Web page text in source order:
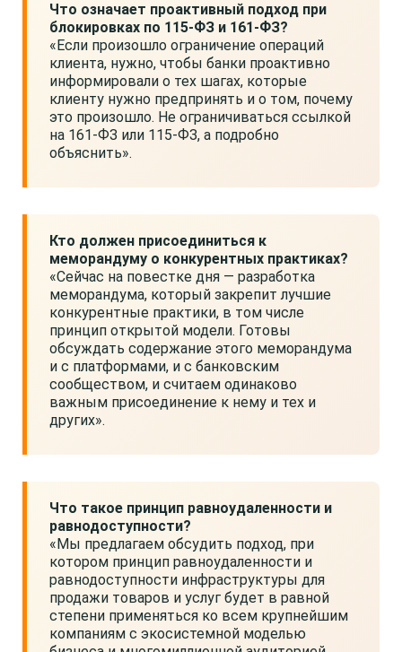
Что означает проактивный подход при
блокировках по 115-ФЗ и 161-ФЗ?
«Если произошло ограничение операций
клиента, нужно, чтобы банки проактивно
информировали о тех шагах, которые
клиенту нужно предпринять и о том, почему
это произошло. Не ограничиваться ссылкой
на 161-ФЗ или 115-ФЗ, а подробно
объяснить».
Кто должен присоединиться к
меморандуму о конкурентных практиках?
«Сейчас на повестке дня — разработка
меморандума, который закрепит лучшие
конкурентные практики, в том числе
принцип открытой модели. Готовы
обсуждать содержание этого меморандума
и с платформами, и с банковским
сообществом, и считаем одинаково
важным присоединение к нему и тех и
других».
Что такое принцип равноудаленности и
равнодоступности?
«Мы предлагаем обсудить подход, при
котором принцип равноудаленности и
равнодоступности инфраструктуры для
продажи товаров и услуг будет в равной
степени применяться ко всем крупнейшим
компаниям с экосистемной моделью